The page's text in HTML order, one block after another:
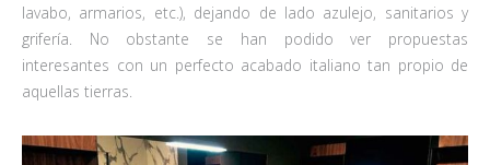
lavabo, armarios, etc.), dejando de lado azulejo, sanitarios y
grifería. No obstante se han podido ver propuestas
interesantes con un perfecto acabado italiano tan propio de
aquellas tierras.